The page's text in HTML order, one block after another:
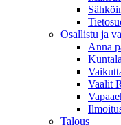
Osallistu ja
Anna
Vaalit
Talous